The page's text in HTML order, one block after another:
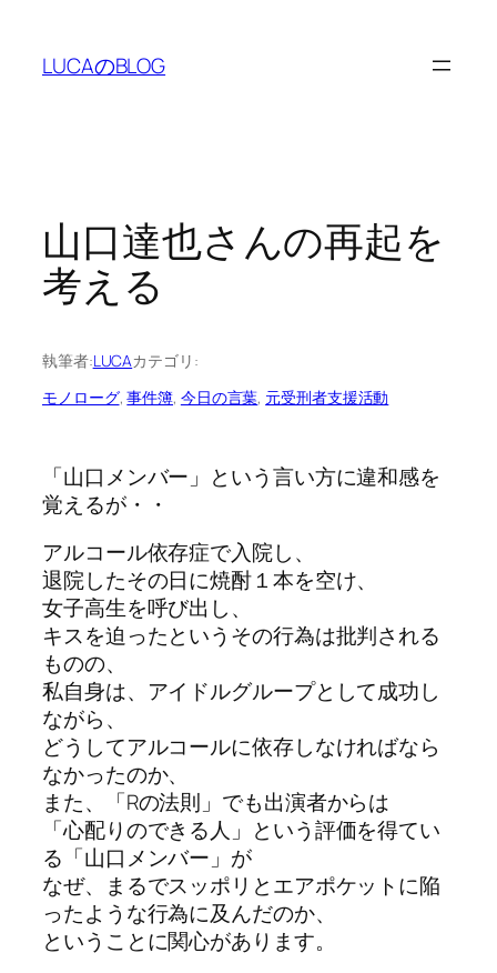
LUCAのBLOG
山口達也さんの再起を
考える
執筆者:LUCAカテゴリ:
モノローグ, 事件簿, 今日の言葉, 元受刑者支援活動
「山口メンバー」という言い方に違和感を
覚えるが・・
アルコール依存症で入院し、
退院したその日に焼酎１本を空け、
女子高生を呼び出し、
キスを迫ったというその行為は批判される
ものの、
私自身は、アイドルグループとして成功し
ながら、
どうしてアルコールに依存しなければなら
なかったのか、
また、「Rの法則」でも出演者からは
「心配りのできる人」という評価を得てい
る「山口メンバー」が
なぜ、まるでスッポリとエアポケットに陥
ったような行為に及んだのか、
ということに関心があります。